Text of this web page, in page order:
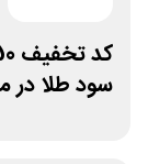
سود طلا در